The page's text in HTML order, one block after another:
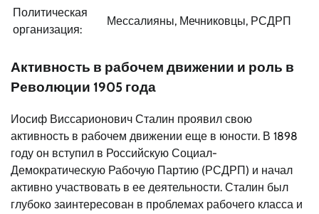
Политическая
организация:
Мессалияны, Мечниковцы, РСДРП
Активность в рабочем движении и роль в
Революции 1905 года
Иосиф Виссарионович Сталин проявил свою
активность в рабочем движении еще в юности. В 1898
году он вступил в Российскую Социал-
Демократическую Рабочую Партию (РСДРП) и начал
активно участвовать в ее деятельности. Сталин был
глубоко заинтересован в проблемах рабочего класса и